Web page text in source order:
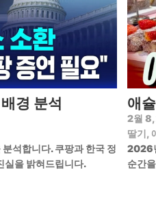
경 분석
석합니다. 쿠팡과 한국 정
실을 밝혀드립니다.
애
2월
딸기,
2026
순간